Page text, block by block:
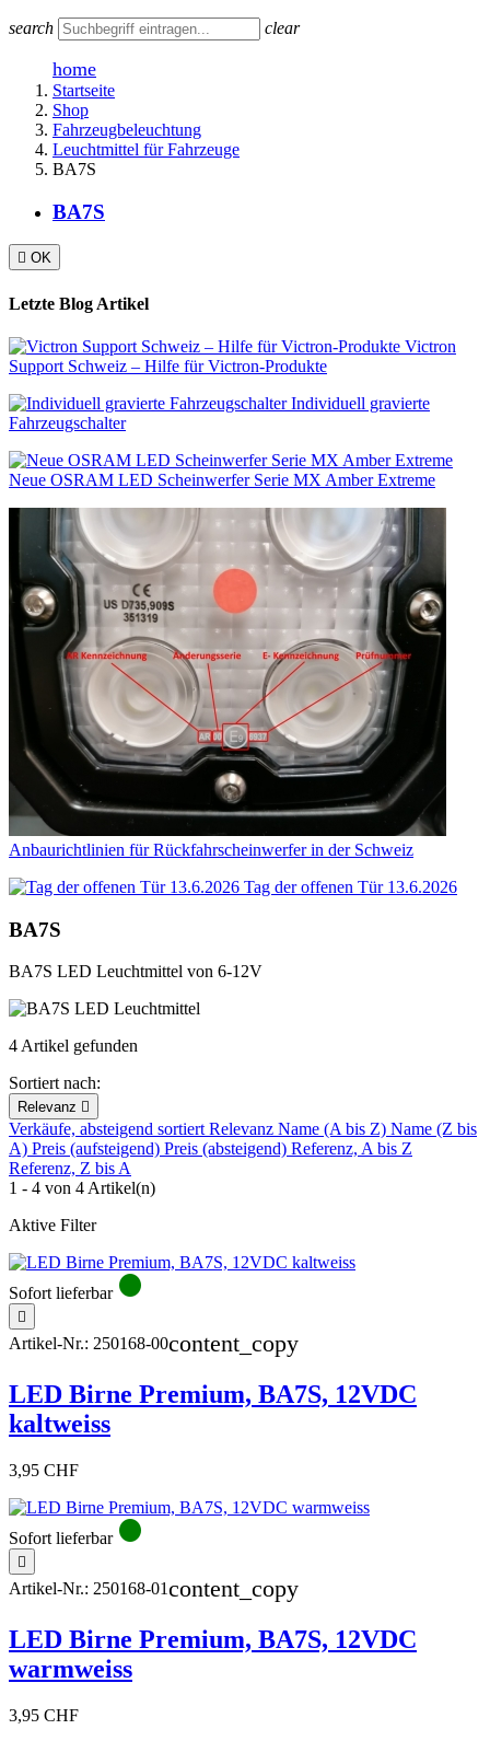
search clear
home
Startseite
Shop
Fahrzeugbeleuchtung
Leuchtmittel für Fahrzeuge
BA7S
BA7S
 OK
Letzte Blog Artikel
Victron
Support Schweiz – Hilfe für Victron-Produkte
Individuell gravierte
Fahrzeugschalter
Neue OSRAM LED Scheinwerfer Serie MX Amber Extreme
Anbaurichtlinien für Rückfahrscheinwerfer in der Schweiz
Tag der offenen Tür 13.6.2026
BA7S
BA7S LED Leuchtmittel von 6-12V
4 Artikel gefunden
Sortiert nach:
Relevanz 
Verkäufe, absteigend sortiertRelevanz Name (A bis Z) Name (Z bis
A) Preis (aufsteigend) Preis (absteigend) Referenz, A bis Z
Referenz, Z bis A
1 - 4 von 4 Artikel(n)
Aktive Filter
Sofort lieferbar circle

Artikel-Nr.: 250168-00content_copy
LED Birne Premium, BA7S, 12VDC
kaltweiss
3,95 CHF
Sofort lieferbar circle

Artikel-Nr.: 250168-01content_copy
LED Birne Premium, BA7S, 12VDC
warmweiss
3,95 CHF